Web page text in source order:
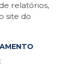
relatórios,
site do